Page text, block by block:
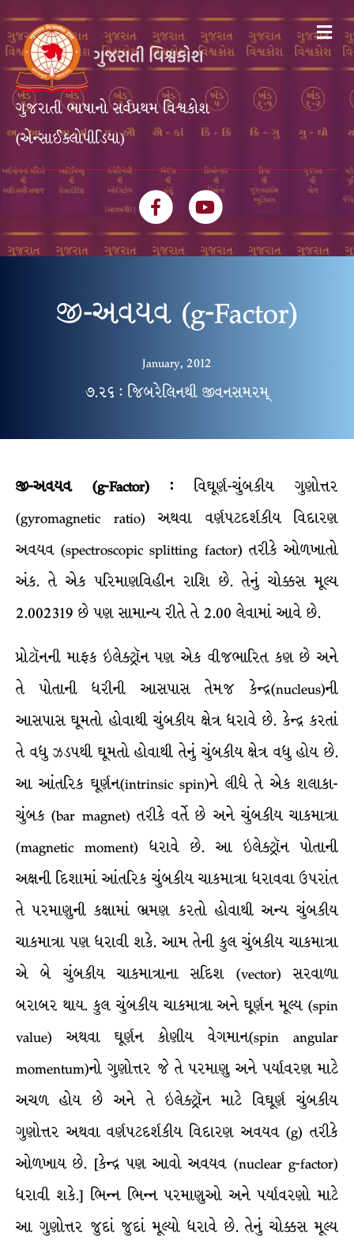
ગુજરાતી ભાષાનો સર્વપ્રથમ વિશ્વકોશ
(એન્સાઈક્લોપીડિયા)
FacebookYoutube
જી-અવયવ (g-Factor)
January, 2012
૭.૨૬ : જિબરેલિનથી જીવનસમરમ્
જી-અવયવ (g-Factor) : વિઘૂર્ણ-ચુંબકીય ગુણોત્તર
(gyromagnetic ratio) અથવા વર્ણપટદર્શકીય વિદારણ
અવયવ (spectroscopic splitting factor) તરીકે ઓળખાતો
અંક. તે એક પરિમાણવિહીન રાશિ છે. તેનું ચોક્કસ મૂલ્ય
2.002319 છે પણ સામાન્ય રીતે તે 2.00 લેવામાં આવે છે.
પ્રોટૉનની માફક ઇલેક્ટ્રૉન પણ એક વીજભારિત કણ છે અને
તે પોતાની ધરીની આસપાસ તેમજ કેન્દ્ર(nucleus)ની
આસપાસ ઘૂમતો હોવાથી ચુંબકીય ક્ષેત્ર ધરાવે છે. કેન્દ્ર કરતાં
તે વધુ ઝડપથી ઘૂમતો હોવાથી તેનું ચુંબકીય ક્ષેત્ર વધુ હોય છે.
આ આંતરિક ઘૂર્ણન(intrinsic spin)ને લીધે તે એક શલાકા-
ચુંબક (bar magnet) તરીકે વર્તે છે અને ચુંબકીય ચાકમાત્રા
(magnetic moment) ધરાવે છે. આ ઇલેક્ટ્રૉન પોતાની
અક્ષની દિશામાં આંતરિક ચુંબકીય ચાકમાત્રા ધરાવવા ઉપરાંત
તે પરમાણુની કક્ષામાં ભ્રમણ કરતો હોવાથી અન્ય ચુંબકીય
ચાકમાત્રા પણ ધરાવી શકે. આમ તેની કુલ ચુંબકીય ચાકમાત્રા
એ બે ચુંબકીય ચાકમાત્રાના સદિશ (vector) સરવાળા
બરાબર થાય. કુલ ચુંબકીય ચાકમાત્રા અને ઘૂર્ણન મૂલ્ય (spin
value) અથવા ઘૂર્ણન કોણીય વેગમાન(spin angular
momentum)નો ગુણોત્તર જે તે પરમાણુ અને પર્યાવરણ માટે
અચળ હોય છે અને તે ઇલેક્ટ્રૉન માટે વિઘૂર્ણ ચુંબકીય
ગુણોત્તર અથવા વર્ણપટદર્શકીય વિદારણ અવયવ (g) તરીકે
ઓળખાય છે. [કેન્દ્ર પણ આવો અવયવ (nuclear g-factor)
ધરાવી શકે.] ભિન્ન ભિન્ન પરમાણુઓ અને પર્યાવરણો માટે
આ ગુણોત્તર જુદાં જુદાં મૂલ્યો ધરાવે છે. તેનું ચોક્કસ મૂલ્ય